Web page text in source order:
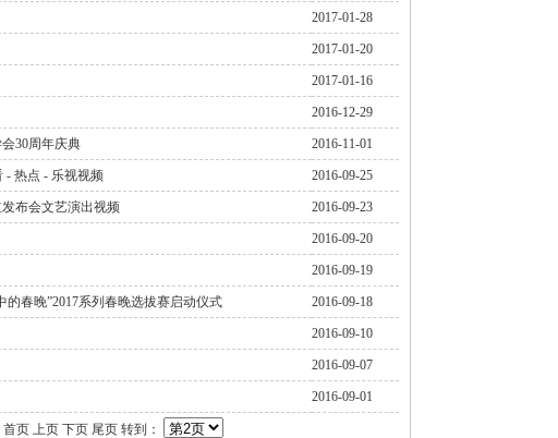
2017-01-28
2017-01-20
2017-01-16
2016-12-29
30周年庆典 2016-11-01
- 热点 - 乐视视频 2016-09-25
布会文艺演出视频 2016-09-23
2016-09-20
2016-09-19
春晚”2017系列春晚选拔赛启动仪式 2016-09-18
2016-09-10
2016-09-07
2016-09-01
首页 上页 下页 尾页转到：